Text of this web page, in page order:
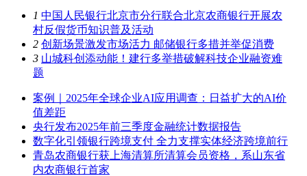
1 中国人民银行北京市分行联合北京农商银行开展农
村反假货币知识普及活动
2 创新场景激发市场活力 邮储银行多措并举促消费
3 山城科创添动能！建行多举措破解科技企业融资难
题
案例｜2025年全球企业AI应用调查：日益扩大的AI价
值差距
央行发布2025年前三季度金融统计数据报告
数字化引领银行跨境支付 全力支撑实体经济跨境前行
青岛农商银行获上海清算所清算会员资格，系山东省
内农商银行首家